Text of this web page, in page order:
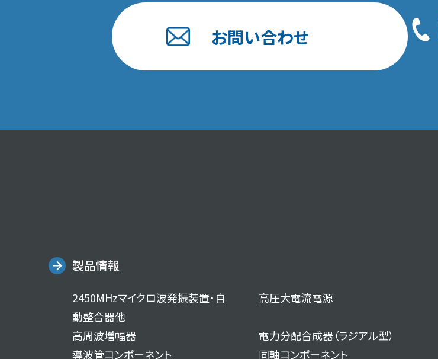
お問い合わせ
製品情報
2450MHzマイクロ波発振装置・自
動整合器他
高圧大電流電源
高周波増幅器
電力分配合成器（ラジアル型）
導波管コンポーネント
同軸コンポーネント